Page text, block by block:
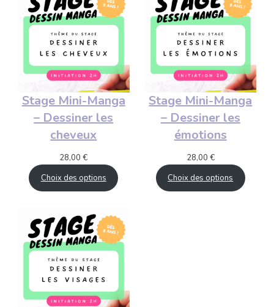
Stage Mini-Manga
– Dessiner les
cheveux
28,00€
Choix des options
Stage Mini-Manga
– Dessiner les
émotions
28,00 €
Choix des options